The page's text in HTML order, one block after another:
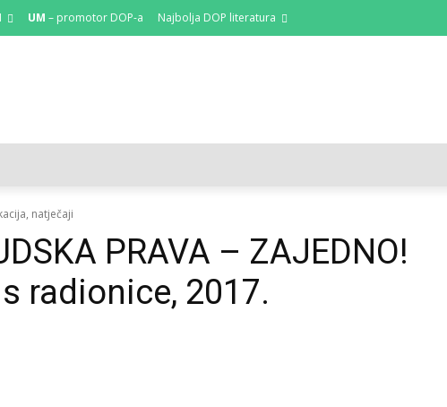
UM – promotor DOP-a Najbolja DOP literatura
natječaji
PRAVA – ZAJEDNO!
radionice, 2017.